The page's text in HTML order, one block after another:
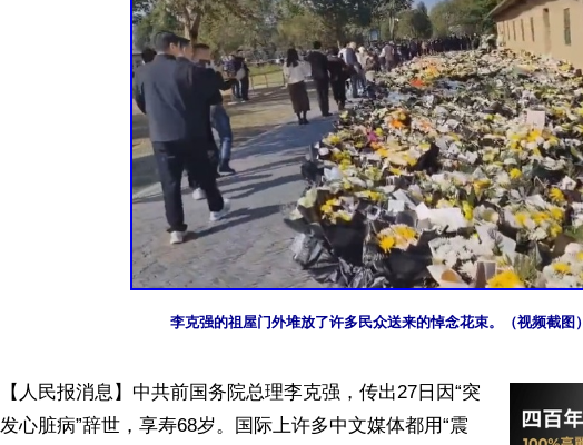
李克强的祖屋门外堆放了许多民众送来的悼念花束。（视频截图）
【人民报消息】中共前国务院总理李克强，传出27日因“突
发心脏病”辞世，享寿68岁。国际上许多中文媒体都用“震